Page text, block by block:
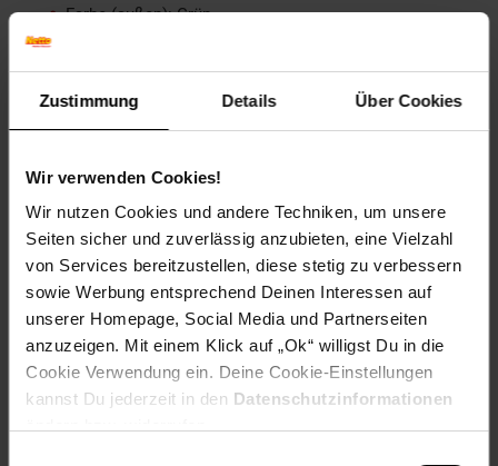
Zustimmung Details Über Cookies
Wir verwenden Cookies!
Wir nutzen Cookies und andere Techniken, um unsere
Seiten sicher und zuverlässig anzubieten, eine Vielzahl
von Services bereitzustellen, diese stetig zu verbessern
sowie Werbung entsprechend Deinen Interessen auf
unserer Homepage, Social Media und Partnerseiten
anzuzeigen. Mit einem Klick auf „Ok“ willigst Du in die
Cookie Verwendung ein. Deine Cookie-Einstellungen
kannst Du jederzeit in den Datenschutzinformationen
Farbe (außen): Grün
Höhe (cm): 27 cm
Zielgruppe: Erwachsene
EAN: 4251312969585
Artikel gehört zur Kategorie:Kunstpflanzen
Versandinformationen
Herstellerinformationen